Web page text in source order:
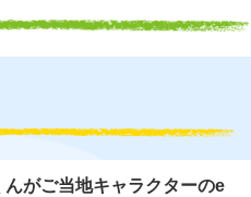
んがご当地キャラクターのe